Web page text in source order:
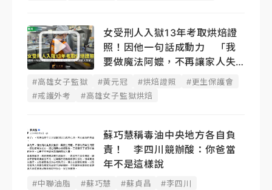
女受刑人入獄13年考取烘焙證
照！因他一句話成動力 「我
要做魔法阿嬤，不再讓家人失
望」
#高雄女子監獄 #黃元冠 #烘焙證照
#更生保護會
#戒護外考
#高雄女子監獄烘焙
蘇巧慧稱毒油中央地方各自負
責！ 李四川競辦酸：你爸當
年不是這樣說
#中聯油脂 #蘇巧慧 #蘇貞昌 #李四川